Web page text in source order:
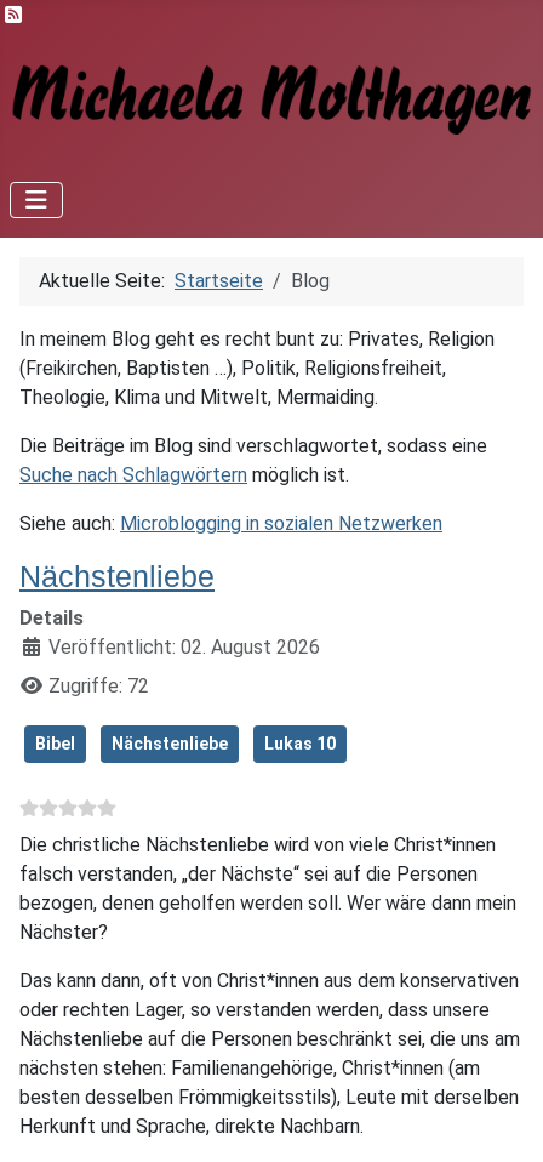
Aktuelle Seite: Startseite Blog
In meinem Blog geht es recht bunt zu: Privates, Religion
(Freikirchen, Baptisten …), Politik, Religionsfreiheit,
Theologie, Klima und Mitwelt, Mermaiding.
Die Beiträge im Blog sind verschlagwortet, sodass eine
Suche nach Schlagwörtern möglich ist.
Siehe auch: Microblogging in sozialen Netzwerken
Nächstenliebe
Details
Veröffentlicht: 02. August 2026
Zugriffe: 72
Bibel Nächstenliebe Lukas 10
Die christliche Nächstenliebe wird von viele Christ*innen
falsch verstanden, „der Nächste“ sei auf die Personen
bezogen, denen geholfen werden soll. Wer wäre dann mein
Nächster?
Das kann dann, oft von Christ*innen aus dem konservativen
oder rechten Lager, so verstanden werden, dass unsere
Nächstenliebe auf die Personen beschränkt sei, die uns am
nächsten stehen: Familienangehörige, Christ*innen (am
besten desselben Frömmigkeitsstils), Leute mit derselben
Herkunft und Sprache, direkte Nachbarn.